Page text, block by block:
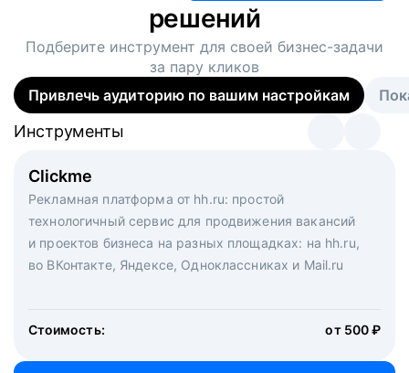
решений
Подберите инструмент для своей бизнес-задачи
за пару кликов
Привлечь аудиторию по вашим настройкам
Clickme
Рекламная платформа от hh.ru: простой
технологичный сервис для продвижения вакансий
и проектов бизнеса на разных площадках: на hh.ru,
во ВКонтакте, Яндексе, Одноклассниках и Mail.ru
Стоимость: от 500 ₽
Инструменты
Вакансия дня
Рекламный формат для вакансий на главной странице
hh.ru. Увеличивает количество откликов
Инструменты
Массовый подбор под ключ. Решите, сколько
кандидатов и когда вам нужно, и за дело возьмутся
маркетологи, рекрутеры и проектные менеджеры
hh.ru с целым набором digital-инструментов
Инструменты